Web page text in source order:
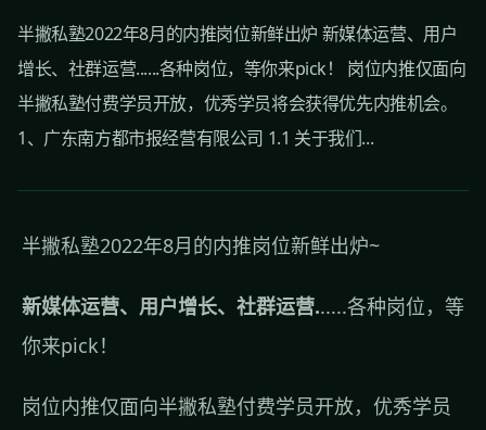
半撇私塾2022年8月的内推岗位新鲜出炉 新媒体运营、用户
增长、社群运营......各种岗位，等你来pick！ 岗位内推仅面向
半撇私塾付费学员开放，优秀学员将会获得优先内推机会。
1、广东南方都市报经营有限公司 1.1 关于我们...
半撇私塾2022年8月的内推岗位新鲜出炉~
新媒体运营、用户增长、社群运营......各种岗位，等
你来pick！
岗位内推仅面向半撇私塾付费学员开放，优秀学员